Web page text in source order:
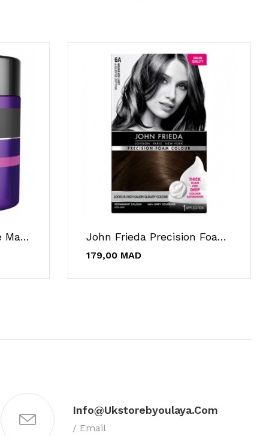
John Frieda Frizz-Ease Masque Intensif... John Frieda Precision Foam Color 6A Châtain...
179,00 MAD
Info@ukstorebyoulaya.com
/ Email